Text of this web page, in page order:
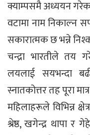
क्याम्पसमै अध्ययन गरेका
वटामा नाम निकाल्न
सकारात्मक छ भन्ने
चन्द्रा भारतीले तय
लयलाई सयभन्दा
स्नातकोत्तर तह पूरा
महिलाहरूले विभिन्न
श्रेष्ठ, खगेन्द्र थापा र